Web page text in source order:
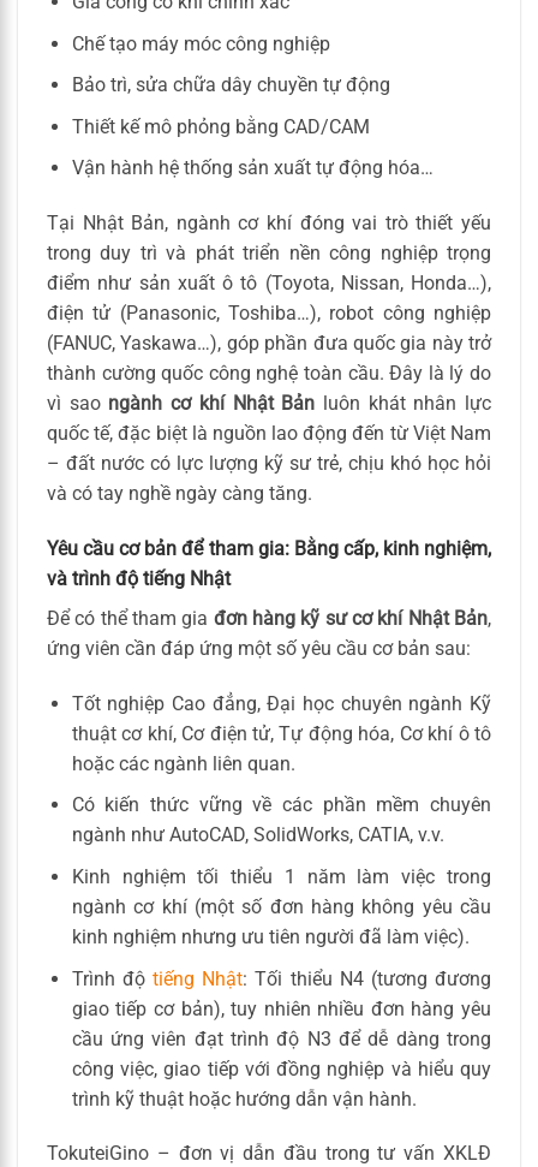
Chế tạo máy móc công nghiệp
Bảo trì, sửa chữa dây chuyền tự động
Thiết kế mô phỏng bằng CAD/CAM
Vận hành hệ thống sản xuất tự động hóa…
Tại Nhật Bản, ngành cơ khí đóng vai trò thiết yếu
trong duy trì và phát triển nền công nghiệp trọng
điểm như sản xuất ô tô (Toyota, Nissan, Honda…),
điện tử (Panasonic, Toshiba…), robot công nghiệp
(FANUC, Yaskawa…), góp phần đưa quốc gia này trở
thành cường quốc công nghệ toàn cầu. Đây là lý do
vì sao ngành cơ khí Nhật Bản luôn khát nhân lực
quốc tế, đặc biệt là nguồn lao động đến từ Việt Nam
– đất nước có lực lượng kỹ sư trẻ, chịu khó học hỏi
và có tay nghề ngày càng tăng.
Yêu cầu cơ bản để tham gia: Bằng cấp, kinh nghiệm,
và trình độ tiếng Nhật
Để có thể tham gia đơn hàng kỹ sư cơ khí Nhật Bản,
ứng viên cần đáp ứng một số yêu cầu cơ bản sau:
Tốt nghiệp Cao đẳng, Đại học chuyên ngành Kỹ
thuật cơ khí, Cơ điện tử, Tự động hóa, Cơ khí ô tô
hoặc các ngành liên quan.
Có kiến thức vững về các phần mềm chuyên
ngành như AutoCAD, SolidWorks, CATIA, v.v.
Kinh nghiệm tối thiểu 1 năm làm việc trong
ngành cơ khí (một số đơn hàng không yêu cầu
kinh nghiệm nhưng ưu tiên người đã làm việc).
Trình độtiếng Nhật: Tối thiểu N4 (tương đương
giao tiếp cơ bản), tuy nhiên nhiều đơn hàng yêu
cầu ứng viên đạt trình độ N3 để dễ dàng trong
công việc, giao tiếp với đồng nghiệp và hiểu quy
trình kỹ thuật hoặc hướng dẫn vận hành.
TokuteiGino – đơn vị dẫn đầu trong tư vấn XKLĐ